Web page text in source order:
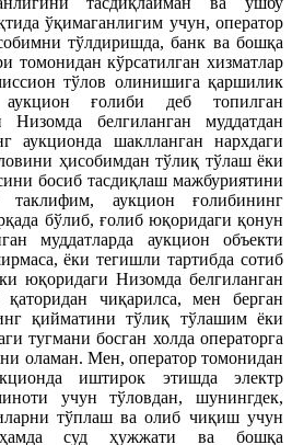
ўқимаганлигим учун, оператор
тўлдиришда, банк ва бошқа
томонидан кўрсатилган хизматлар
тўлов олинишига қаршилик
ғолиби деб топилган
Низомда белгиланган муддатдан
аукционда шаклланган нархдаги
ҳисобимдан тўлиқ тўлаш ёки
босиб тасдиқлаш мажбуриятини
аукцион ғолибининг
бўлиб, ғолиб юқоридаги қонун
муддатларда аукцион объекти
ёки тегишли тартибда сотиб
юқоридаги Низомда белгиланган
қаторидан чиқарилса, мен берган
қийматини тўлиқ тўлашим ёки
тугмани босган холда операторга
оламан. Мен, оператор томонидан
иштирок этишда электр
учун тўловдан, шунингдек,
тўплаш ва олиб чиқиш учун
суд ҳужжати ва бошқа